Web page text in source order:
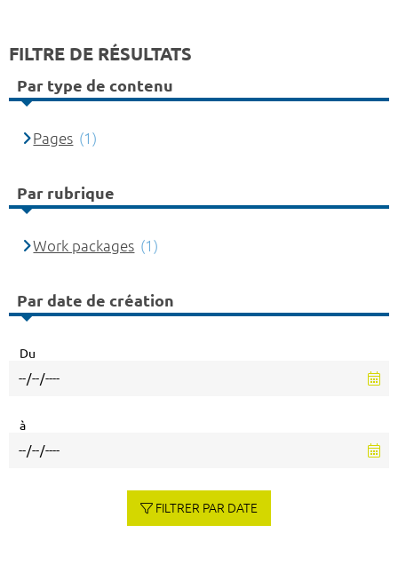
FILTRE DE RÉSULTATS
Par type de contenu
Pages (1)
Par rubrique
Work packages (1)
Par date de création
Du
à
FILTRER PAR DATE